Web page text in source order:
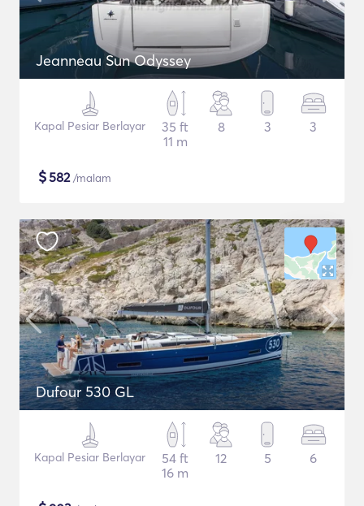
Jeanneau Sun Odyssey
Kapal Pesiar Berlayar
35 ft
11 m
8 3 3
$582/malam
Dufour 530 GL
Kapal Pesiar Berlayar
54 ft
16 m
12 5 6